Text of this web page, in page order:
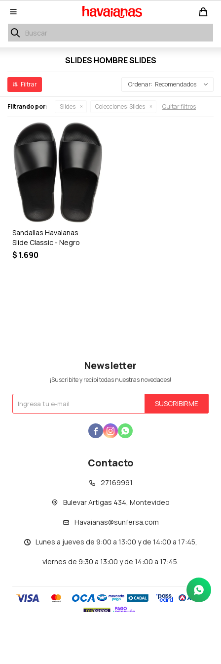

SLIDES HOMBRE SLIDES
Recomendados
Filtrando por: Slides Colecciones: Slides Quitar filtros
Sandalias Havaianas
Slide Classic - Negro
$ 1.690
Contacto
27169991
Bulevar Artigas 434, Montevideo
Havaianas@sunfersa.com
Lunes a jueves de 9:00 a 13:00 y de 14:00 a 17:45,
viernes de 9:30 a 13:00 y de 14:00 a 17:45.
Newsletter
¡Suscribite y recibí todas nuestras novedades!
SUSCRIBIRME
  